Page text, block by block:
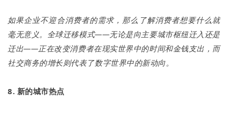
如果企业不迎合消费者的需求，那么了解消费者想要什么就
毫无意义。全球迁移模式——无论是向主要城市枢纽迁入还是
迁出——正在改变消费者在现实世界中的时间和金钱支出，而
社交商务的增长则代表了数字世界中的新动向。
8. 新的城市热点